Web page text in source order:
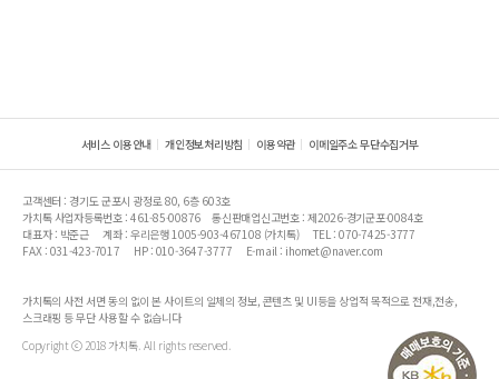
서비스 이용안내 개인정보처리방침 이용약관 이메일주소 무단수집거부
고객센터 : 경기도 군포시 광정로 80, 6층 603호
가치톡 사업자등록번호 : 461-85-00876
통신판매업신고번호 : 제2026-경기군포-0084호
대표자 : 박준근
계좌 : 우리은행 1005-903-467108 (가치톡)
TEL : 070-7425-3777
FAX : 031-423-7017
HP : 010-3647-3777 E-mail : ihomet@naver.com
가치톡의 사전 서면 동의 없이 본 사이트의 일체의 정보, 콘텐츠 및 UI등을 상업적 목적으로 전재,전송,
스크래핑 등 무단 사용할 수 없습니다
Copyright ⓒ 2018 가치톡. All rights reserved.